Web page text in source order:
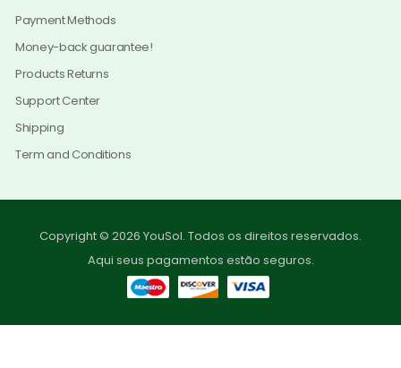
Payment Methods
Money-back guarantee!
Products Returns
Support Center
Shipping
Term and Conditions
Copyright © 2026 YouSol. Todos os direitos reservados.
Aqui seus pagamentos estão seguros.